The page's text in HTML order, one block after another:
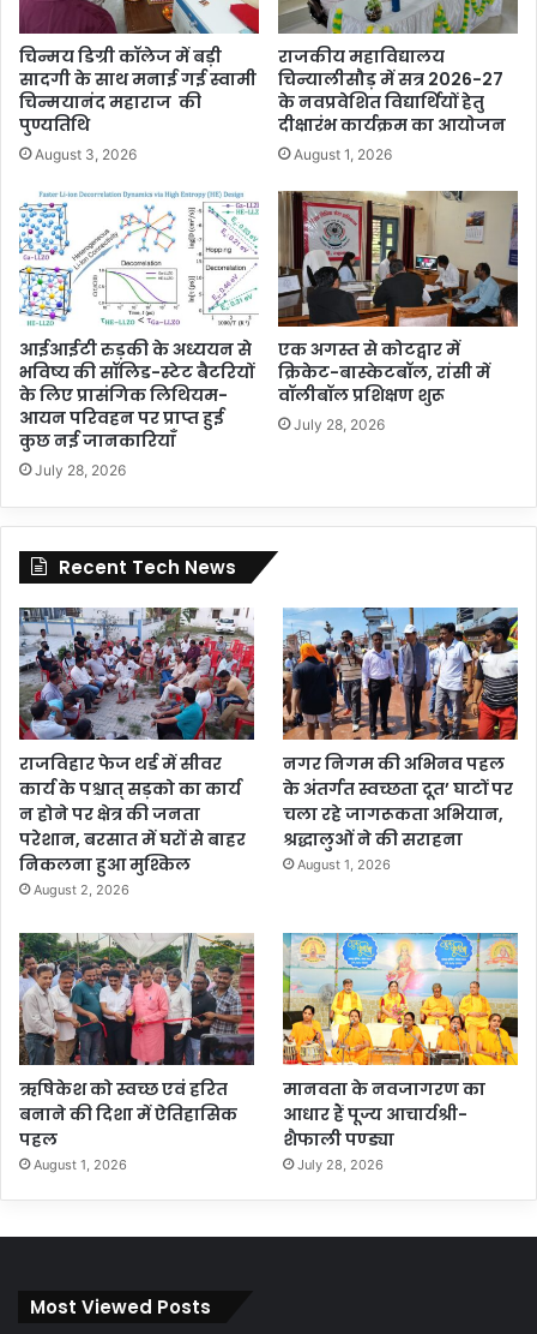
चिन्मय डिग्री कॉलेज में बड़ी
सादगी के साथ मनाई गई स्वामी
चिन्मयानंद महाराज की
पुण्यतिथि
August 3, 2026
राजकीय महाविद्यालय
चिन्यालीसौड़ में सत्र 2026-27
के नवप्रवेशित विद्यार्थियों हेतु
दीक्षारंभ कार्यक्रम का आयोजन
August 1, 2026
आईआईटी रुड़की के अध्ययन से
भविष्य की सॉलिड-स्टेट बैटरियों
के लिए प्रासंगिक लिथियम-
आयन परिवहन पर प्राप्त हुई
कुछ नई जानकारियाँ
July 28, 2026
एक अगस्त से कोटद्वार में
क्रिकेट-बास्केटबॉल, रांसी में
वॉलीबॉल प्रशिक्षण शुरू
July 28, 2026
Recent Tech News
राजविहार फेज थर्ड में सीवर
कार्य के पश्चात् सड़को का कार्य
न होने पर क्षेत्र की जनता
परेशान, बरसात में घरों से बाहर
निकलना हुआ मुश्किल
August 2, 2026
नगर निगम की अभिनव पहल
के अंतर्गत स्वच्छता दूत’ घाटों पर
चला रहे जागरूकता अभियान,
श्रद्धालुओं ने की सराहना
August 1, 2026
ऋषिकेश को स्वच्छ एवं हरित
बनाने की दिशा में ऐतिहासिक
पहल
August 1, 2026
मानवता के नवजागरण का
आधार हैं पूज्य आचार्यश्री-
शैफाली पण्ड्या
July 28, 2026
Most Viewed Posts